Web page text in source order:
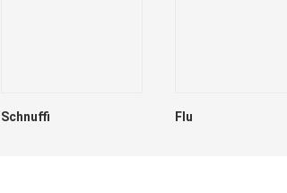
Schnuffi Flu